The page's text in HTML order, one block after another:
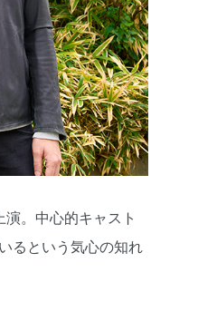
。中心的キャスト
るという気心の知れ